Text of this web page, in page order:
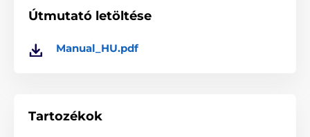
termékekhez vásárol tőlünk tartozékokat, a
termékek nem lesznek kompatibilisek! Különböző
A műszaki specifikációk előzetes értesítés nélkül
A termék a következő kategóriákba sorolt
Útmutató letöltése
Manual_HU.pdf
Tartozékok